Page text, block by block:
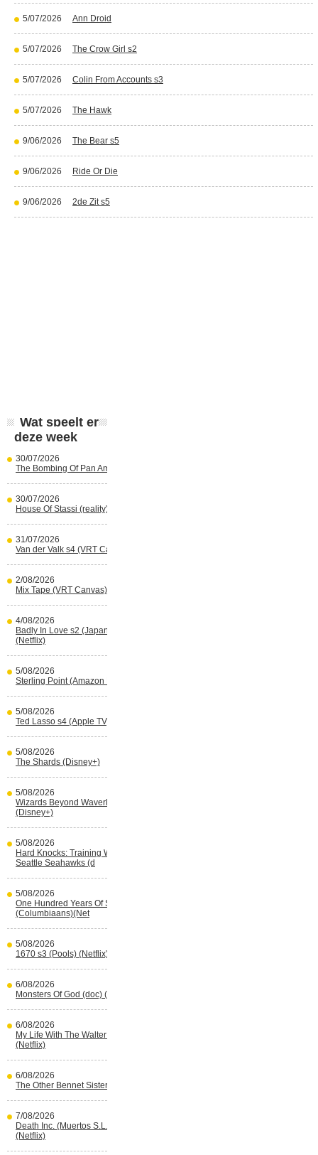
5/07/2026 Ann Droid
5/07/2026 The Crow Girl s2
5/07/2026 Colin From Accounts s3
5/07/2026 The Hawk
9/06/2026 The Bear s5
9/06/2026 Ride Or Die
9/06/2026 2de Zit s5
Wat speelt er
deze week
30/07/2026
The Bombing Of Pan Am 103 (Netflix)
30/07/2026
House Of Stassi (reality) (Disney+)
31/07/2026
Van der Valk s4 (VRT Canvas)
2/08/2026
Mix Tape (VRT Canvas)
4/08/2026
Badly In Love s2 (Japans) (reality)
(Netflix)
5/08/2026
Sterling Point (Amazon Prime Video)
5/08/2026
Ted Lasso s4 (Apple TV)
5/08/2026
The Shards (Disney+)
5/08/2026
Wizards Beyond Waverly Place s3
(Disney+)
5/08/2026
Hard Knocks: Training With The
Seattle Seahawks (d
5/08/2026
One Hundred Years Of Solitude s2
(Columbiaans)(Net
5/08/2026
1670 s3 (Pools) (Netflix)
6/08/2026
Monsters Of God (doc) (HBO Max)
6/08/2026
My Life With The Walter Boys s3
(Netflix)
6/08/2026
The Other Bennet Sister (HBO Max)
7/08/2026
Death Inc. (Muertos S.L.) s4 (Spaans)
(Netflix)